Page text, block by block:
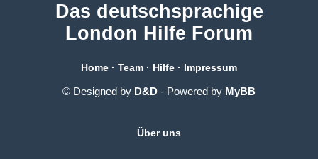
Das deutschsprachige
London Hilfe Forum
Home · Team · Hilfe · Impressum
© Designed by D&D - Powered by MyBB
Über uns